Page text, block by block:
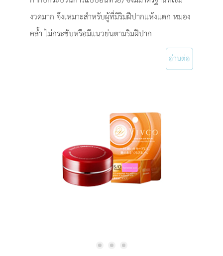
งวดมาก จึงเหมาะสำหรับผู้ที่มีริมฝีปากแห้งแตก หมอง
คล้ำ ไม่กระชับหรือมีแนวย่นตามริมฝีปาก
อ่านต่อ